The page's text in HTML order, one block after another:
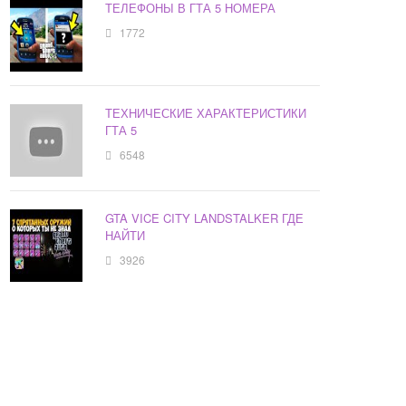
ТЕЛЕФОНЫ В ГТА 5 НОМЕРА
1772
ТЕХНИЧЕСКИЕ ХАРАКТЕРИСТИКИ
ГТА 5
6548
GTA VICE CITY LANDSTALKER ГДЕ
НАЙТИ
3926